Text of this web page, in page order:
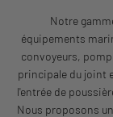
Notre
équipements
convoyeurs,
principale du joint
l'entrée de
Nous proposons